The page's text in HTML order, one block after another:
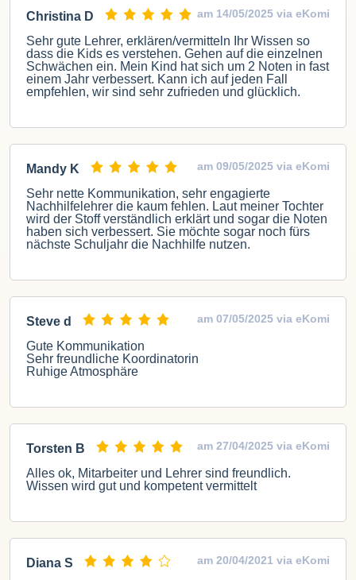
Christina D am 14/05/2025 via eKomi
Sehr gute Lehrer, erklären/vermitteln Ihr Wissen so
dass die Kids es verstehen. Gehen auf die einzelnen
Schwächen ein. Mein Kind hat sich um 2 Noten in fast
einem Jahr verbessert. Kann ich auf jeden Fall
empfehlen, wir sind sehr zufrieden und glücklich.
Mandy K am 09/05/2025 via eKomi
Sehr nette Kommunikation, sehr engagierte
Nachhilfelehrer die kaum fehlen. Laut meiner Tochter
wird der Stoff verständlich erklärt und sogar die Noten
haben sich verbessert. Sie möchte sogar noch fürs
nächste Schuljahr die Nachhilfe nutzen.
Steve d am 07/05/2025 via eKomi
Gute Kommunikation
Sehr freundliche Koordinatorin
Ruhige Atmosphäre
Torsten B am 27/04/2025 via eKomi
Alles ok, Mitarbeiter und Lehrer sind freundlich.
Wissen wird gut und kompetent vermittelt
Diana S am 20/04/2021 via eKomi